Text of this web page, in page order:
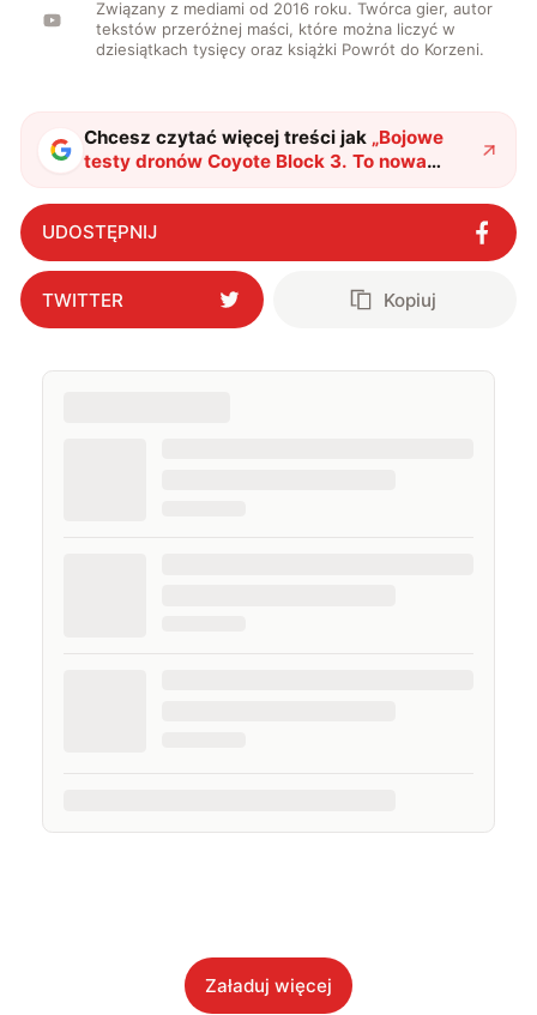
Związany z mediami od 2016 roku. Twórca gier, autor
tekstów przeróżnej maści, które można liczyć w
dziesiątkach tysięcy oraz książki Powrót do Korzeni.
Chcesz czytać więcej treści jak „Bojowe
testy dronów Coyote Block 3. To nowa
amerykańska broń antydronowa"?
UDOSTĘPNIJ
TWITTER Kopiuj
Załaduj więcej